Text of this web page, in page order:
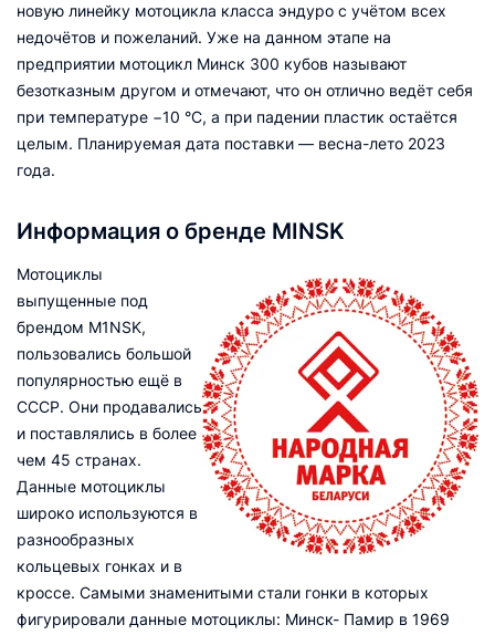
новую линейку мотоцикла класса эндуро с учётом всех
недочётов и пожеланий. Уже на данном этапе на
предприятии мотоцикл Минск 300 кубов называют
безотказным другом и отмечают, что он отлично ведёт себя
при температуре −10 °C, а при падении пластик остаётся
целым. Планируемая дата поставки — весна-лето 2023
года.
Информация о бренде MINSK
Мотоциклы
выпущенные под
брендом M1NSK,
пользовались большой
популярностью ещё в
СССР. Они продавались
и поставлялись в более
чем 45 странах.
Данные мотоциклы
широко используются в
разнообразных
кольцевых гонках и в
кроссе. Самыми знаменитыми стали гонки в которых
фигурировали данные мотоциклы: Минск- Памир в 1969